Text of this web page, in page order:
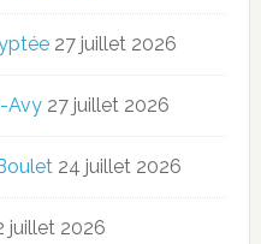
27 juillet 2026
Avy 27 juillet 2026
24 juillet 2026
juillet 2026